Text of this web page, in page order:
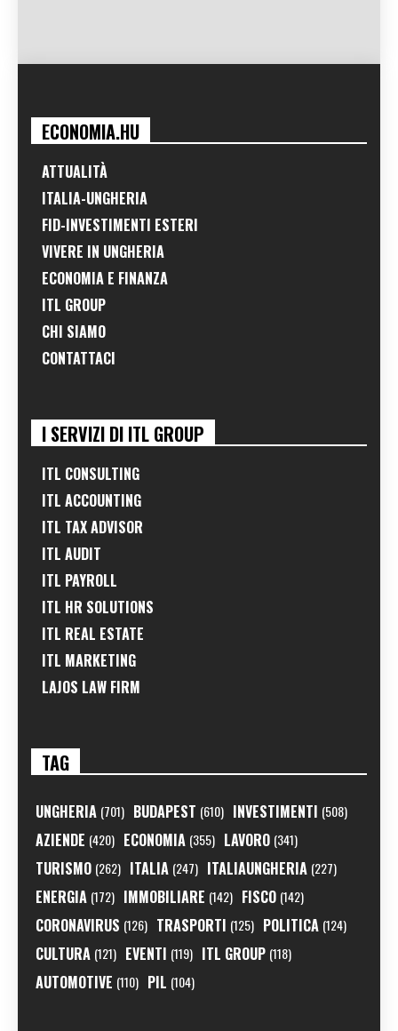
ECONOMIA.HU
ATTUALITÀ
ITALIA-UNGHERIA
FID-INVESTIMENTI ESTERI
VIVERE IN UNGHERIA
ECONOMIA E FINANZA
ITL GROUP
CHI SIAMO
CONTATTACI
I SERVIZI DI ITL GROUP
ITL CONSULTING
ITL ACCOUNTING
ITL TAX ADVISOR
ITL AUDIT
ITL PAYROLL
ITL HR SOLUTIONS
ITL REAL ESTATE
ITL MARKETING
LAJOS LAW FIRM
TAG
UNGHERIA (701) BUDAPEST (610) INVESTIMENTI (508)
AZIENDE (420) ECONOMIA (355) LAVORO (341)
TURISMO (262) ITALIA (247) ITALIAUNGHERIA (227)
ENERGIA (172) IMMOBILIARE (142) FISCO (142)
CORONAVIRUS (126) TRASPORTI (125) POLITICA (124)
CULTURA (121) EVENTI (119) ITL GROUP (118)
AUTOMOTIVE (110) PIL (104)